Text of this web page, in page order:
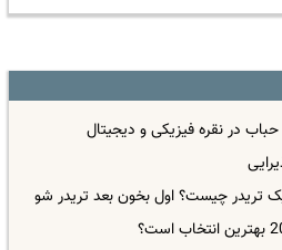
در نقره فیزیکی و دیجیتال
چیست؟ اول بخون بعد تریدر شو